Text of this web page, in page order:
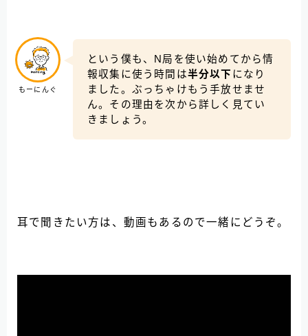
もーにんぐ
という僕も、N局を使い始めてから情
報収集に使う時間は半分以下 になり
ました。ぶっちゃけもう手放せませ
ん。その理由を次から詳しく見てい
きましょう。
耳で聞きたい方は、動画もあるので一緒にどうぞ。